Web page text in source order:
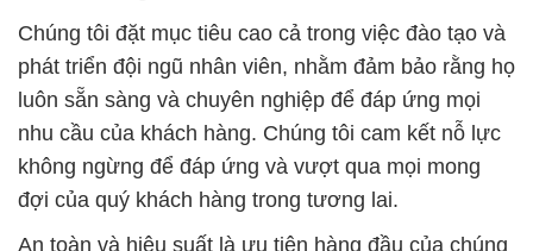
không ngừng để đáp ứng và vượt qua mọi mong
đợi của quý khách hàng trong tương lai.
An toàn và hiệu suất là ưu tiên hàng đầu của chúng
tôi, đặc biệt khi sản xuất Boric acid (H3BO3) Công
Nghiệp được chế tạo đặc biệt để đáp ứng yêu cầu
khắt khe nhất trong ngành sản xuất cao su. Đội ngũ
nhân viên kỹ thuật tận tâm của chúng tôi luôn sẵn